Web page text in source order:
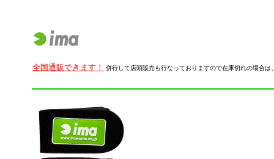
全国通販できます！ 併行して店頭販売も行なっておりますので在庫切れの場合は